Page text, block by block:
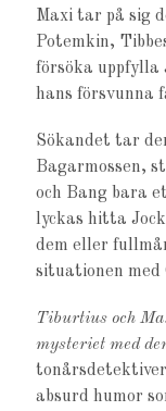
Maxi tar på sig
Potemkin,
försöka
hans försvunna
Sökandet tar
Bagarmossen,
och Bang bara
lyckas hitta
dem eller
situationen med
Tiburtius och
mysteriet med
absurd humor